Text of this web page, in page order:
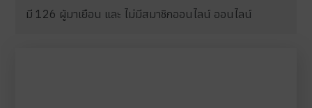
มี 126 ผู้มาเยือน และ ไม่มีสมาชิกออนไลน์ ออนไลน์